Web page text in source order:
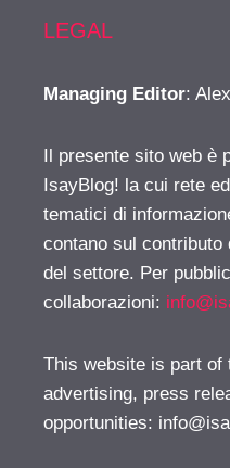
LEGAL
Managing Editor:
Il presente sito web è
IsayBlog! la cui rete
tematici di
contano sul contributo
del settore. Per
collaborazioni:
This website is part of
advertising, press
opportunities: